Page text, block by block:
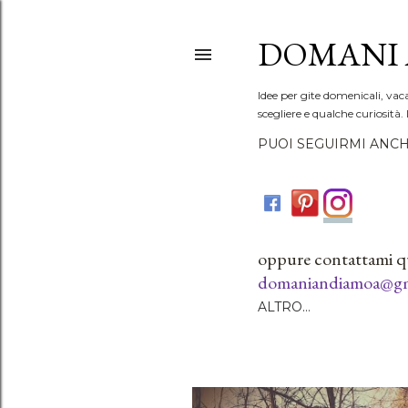
DOMANI
Idee per gite domenicali,
scegliere e qualche
PUOI SEGUIRMI
oppure contattami
ALTRO…